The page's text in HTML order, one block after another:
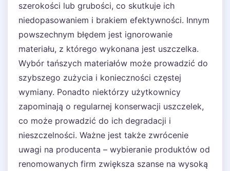
szerokości lub grubości, co skutkuje ich
niedopasowaniem i brakiem efektywności. Innym
powszechnym błędem jest ignorowanie
materiału, z którego wykonana jest uszczelka.
Wybór tańszych materiałów może prowadzić do
szybszego zużycia i konieczności częstej
wymiany. Ponadto niektórzy użytkownicy
zapominają o regularnej konserwacji uszczelek,
co może prowadzić do ich degradacji i
nieszczelności. Ważne jest także zwrócenie
uwagi na producenta – wybieranie produktów od
renomowanych firm zwiększa szanse na wysoką